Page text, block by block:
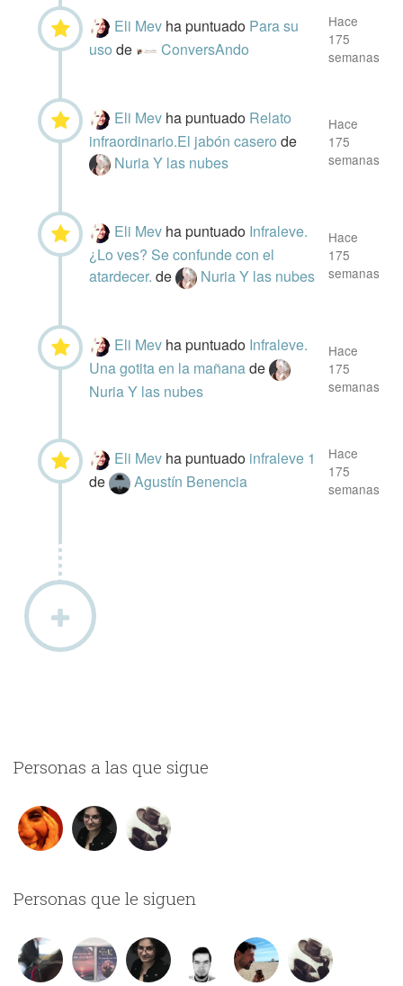
Eli Mev ha puntuado Para su
usode ConversAndo
Hace
175
semanas
Eli Mev ha puntuado Relato
infraordinario.El jabón caserode
Nuria Y las nubes
Hace
175
semanas
Eli Mev ha puntuado Infraleve.
¿Lo ves? Se confunde con el
atardecer.de Nuria Y las nubes
Hace
175
semanas
Eli Mev ha puntuado Infraleve.
Una gotita en la mañanade
Nuria Y las nubes
Hace
175
semanas
Eli Mev ha puntuado infraleve 1
de
Agustín Benencia
Hace
175
semanas
Personas a las que sigue
Personas que le siguen